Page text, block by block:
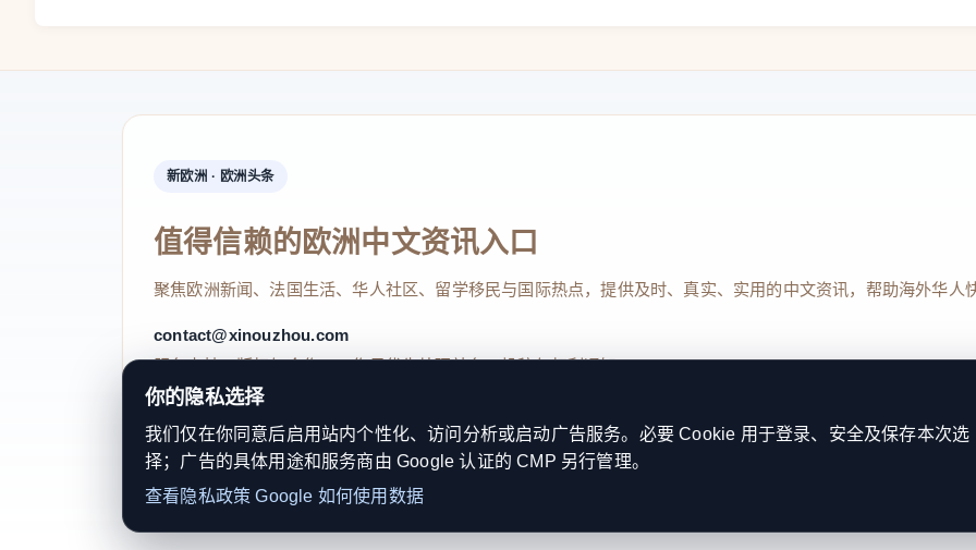
分钟、沉浸式红色主题团日浸润青年思想，凝聚起坚定不移跟党走的青春共识。？面对迎峰度
QC课题攻关，多次斩获国家级和省市级竞赛荣誉。在社企共建中，支部擦亮“青葵园”志愿者服
务名片，推出“青力青为”公益系列活动，把电力服务送到社区、校园与乡村。从严治团方面，将
得全国青年文明号、全国青安岗、全国质量信得过班组等多项国字号荣誉。
面对社区活动与青年需求之间的距离感，大自然社区团总支选择从青年真实感受出发，重
新设计青年参与社区的方式。团总支基于前期青年调研中发现的传统社区通知吸引力不足问
新欧洲 · 欧洲头条
值得信赖的欧洲中文资讯入口
聚焦欧洲新闻、法国生活、华人社区、留学移民与国际热点，提供及时、真实、实用的中文资讯，帮助海外华人
contact@xinouzhou.com
服务支持、版权与合作：工作日优先处理站务、投稿与权利通知
© 2026 新欧洲·欧洲头条. All Rights Reserved. 本网站持续优化内容透明度、联系方式与用户权利说明，以提升品牌
关于我们法律声明 编辑规范日期归档隐私政策
你的隐私选择
我们仅在你同意后启用站内个性化、访问分析或启动广告服务。必要 Cookie 用于登录、安全及保存本次选
择；广告的具体用途和服务商由 Google 认证的 CMP 另行管理。
查看隐私政策 Google 如何使用数据